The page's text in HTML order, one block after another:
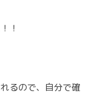
！
るので、自分で確